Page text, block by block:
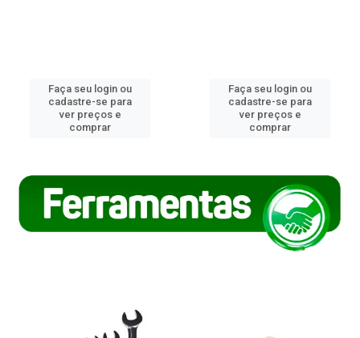
Faça seu login ou
cadastre-se para
ver preços e
comprar
Faça seu login ou
cadastre-se para
ver preços e
comprar